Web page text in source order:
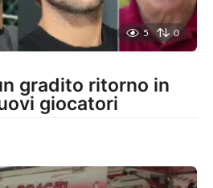
5 0
gradito ritorno in
giocatori